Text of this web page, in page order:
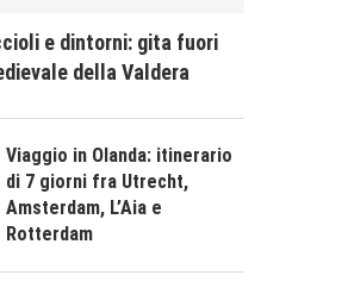
e dintorni: gita fuori
della Valdera
Viaggio in Olanda: itinerario
di 7 giorni fra Utrecht,
Amsterdam, L’Aia e
Rotterdam